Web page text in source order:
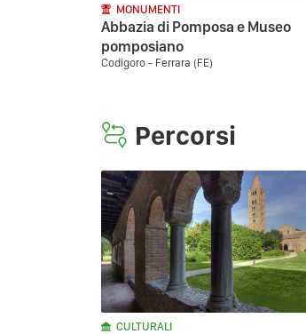
MONUMENTI
Abbazia di Pomposa e Museo
pomposiano
Codigoro - Ferrara (FE)
Percorsi
CULTURALI